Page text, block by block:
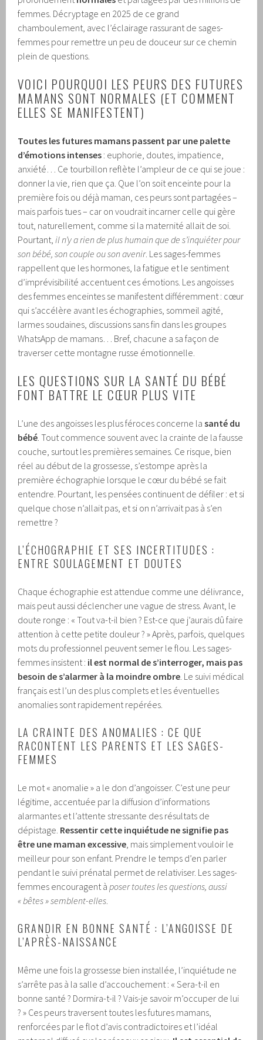
femmes. Décryptage en 2025 de ce grand
chamboulement, avec l’éclairage rassurant de sages-
femmes pour remettre un peu de douceur sur ce chemin
plein de questions.
VOICI POURQUOI LES PEURS DES FUTURES
MAMANS SONT NORMALES (ET COMMENT
ELLES SE MANIFESTENT)
Toutes les futures mamans passent par une palette
d’émotions intenses : euphorie, doutes, impatience,
anxiété… Ce tourbillon reflète l’ampleur de ce qui se joue :
donner la vie, rien que ça. Que l’on soit enceinte pour la
première fois ou déjà maman, ces peurs sont partagées –
mais parfois tues – car on voudrait incarner celle qui gère
tout, naturellement, comme si la maternité allait de soi.
Pourtant,il n’y a rien de plus humain que de s’inquiéter pour
son bébé, son couple ou son avenir. Les sages-femmes
rappellent que les hormones, la fatigue et le sentiment
d’imprévisibilité accentuent ces émotions. Les angoisses
des femmes enceintes se manifestent différemment : cœur
qui s’accélère avant les échographies, sommeil agité,
larmes soudaines, discussions sans fin dans les groupes
WhatsApp de mamans… Bref, chacune a sa façon de
traverser cette montagne russe émotionnelle.
LES QUESTIONS SUR LA SANTÉ DU BÉBÉ
FONT BATTRE LE CŒUR PLUS VITE
L’une des angoisses les plus féroces concerne lasanté du
bébé. Tout commence souvent avec la crainte de la fausse
couche, surtout les premières semaines. Ce risque, bien
réel au début de la grossesse, s’estompe après la
première échographie lorsque le cœur du bébé se fait
entendre. Pourtant, les pensées continuent de défiler : et si
quelque chose n’allait pas, et si on n’arrivait pas à s’en
remettre ?
L’ÉCHOGRAPHIE ET SES INCERTITUDES :
ENTRE SOULAGEMENT ET DOUTES
Chaque échographie est attendue comme une délivrance,
mais peut aussi déclencher une vague de stress. Avant, le
doute ronge : « Tout va-t-il bien ? Est-ce que j’aurais dû faire
attention à cette petite douleur ? » Après, parfois, quelques
mots du professionnel peuvent semer le flou. Les sages-
femmes insistent : il est normal de s’interroger, mais pas
besoin de s’alarmer à la moindre ombre. Le suivi médical
français est l’un des plus complets et les éventuelles
anomalies sont rapidement repérées.
LA CRAINTE DES ANOMALIES : CE QUE
RACONTENT LES PARENTS ET LES SAGES-
FEMMES
Le mot « anomalie » a le don d’angoisser. C’est une peur
légitime, accentuée par la diffusion d’informations
alarmantes et l’attente stressante des résultats de
dépistage. Ressentir cette inquiétude ne signifie pas
être une maman excessive, mais simplement vouloir le
meilleur pour son enfant. Prendre le temps d’en parler
pendant le suivi prénatal permet de relativiser. Les sages-
femmes encouragent àposer toutes les questions, aussi
« bêtes » semblent-elles.
GRANDIR EN BONNE SANTÉ : L’ANGOISSE DE
L’APRÈS-NAISSANCE
Même une fois la grossesse bien installée, l’inquiétude ne
s’arrête pas à la salle d’accouchement : « Sera-t-il en
bonne santé ? Dormira-t-il ? Vais-je savoir m’occuper de lui
? » Ces peurs traversent toutes les futures mamans,
renforcées par le flot d’avis contradictoires et l’idéal